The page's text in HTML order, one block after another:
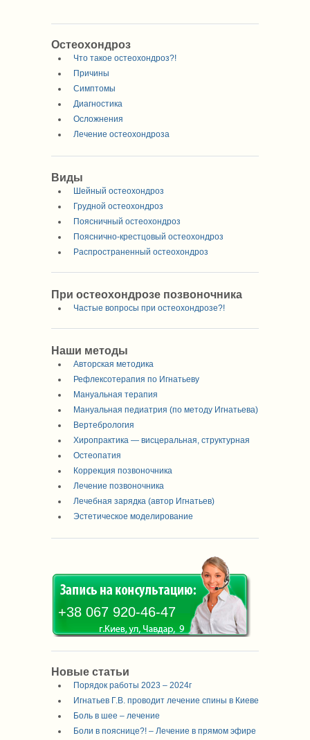
Остеохондроз
Что такое остеохондроз?!
Причины
Симптомы
Диагностика
Осложнения
Лечение остеохондроза
Виды
Шейный остеохондроз
Грудной остеохондроз
Поясничный остеохондроз
Пояснично-крестцовый остеохондроз
Распространенный остеохондроз
При остеохондрозе позвоночника
Частые вопросы при остеохондрозе?!
Наши методы
Авторская методика
Рефлексотерапия по Игнатьеву
Мануальная терапия
Мануальная педиатрия (по методу Игнатьева)
Вертебрология
Хиропрактика — висцеральная, структурная
Остеопатия
Коррекция позвоночника
Лечение позвоночника
Лечебная зарядка (автор Игнатьев)
Эстетическое моделирование
+38 067 920-46-47
Новые статьи
Порядок работы 2023 – 2024г
Игнатьев Г.В. проводит лечение спины в Киеве
Боль в шее – лечение
Боли в пояснице?! – Лечение в прямом эфире